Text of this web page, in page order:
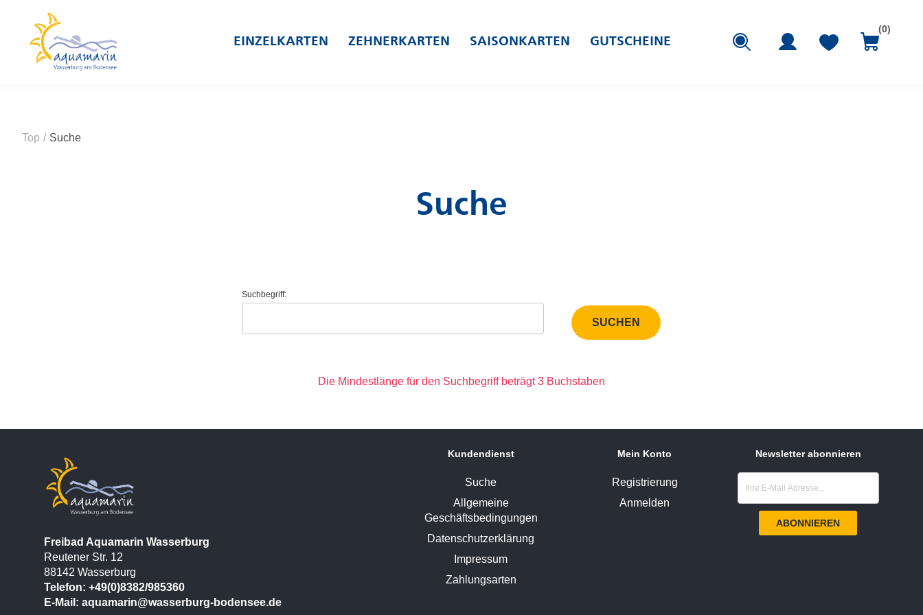
EINZELKARTEN ZEHNERKARTEN SAISONKARTEN GUTSCHEINE
(0)
Top / Suche
Suche
Suchbegriff:
Die Mindestlänge für den Suchbegriff beträgt 3 Buchstaben
Freibad Aquamarin Wasserburg
Reutener Str. 12
88142 Wasserburg
Telefon: +49(0)8382/985360
E-Mail: aquamarin@wasserburg-bodensee.de
Kundendienst
Suche
Allgemeine
Geschäftsbedingungen
Datenschutzerklärung
Impressum
Zahlungsarten
Mein Konto
Registrierung
Anmelden
Newsletter abonnieren